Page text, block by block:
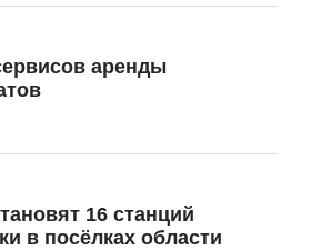
аренды
16 станций
в посёлках области